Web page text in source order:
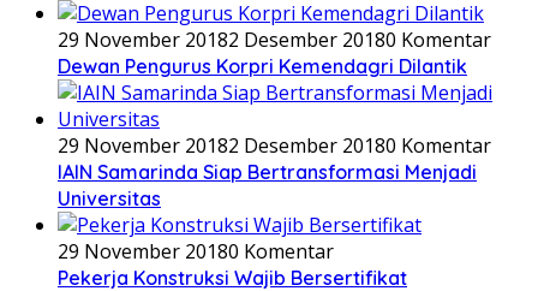
29 November 20182 Desember 20180 Komentar
Dewan Pengurus Korpri Kemendagri Dilantik
29 November 20182 Desember 20180 Komentar
IAIN Samarinda Siap Bertransformasi Menjadi
Universitas
29 November 20180 Komentar
Pekerja Konstruksi Wajib Bersertifikat